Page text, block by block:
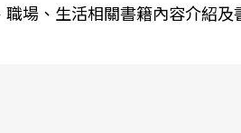
職場、生活相關書籍內容介紹